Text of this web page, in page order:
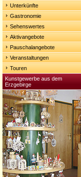
Unterkünfte
Gastronomie
Sehenswertes
Aktivangebote
Pauschalangebote
Veranstaltungen
Touren
Kunstgewerbe aus dem
Erzgebirge